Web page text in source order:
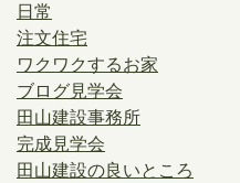
日常
注文住宅
ワクワクするお家
ブログ見学会
田山建設事務所
完成見学会
田山建設の良いところ